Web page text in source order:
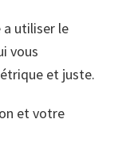
a utiliser le
vous
et juste.
et votre